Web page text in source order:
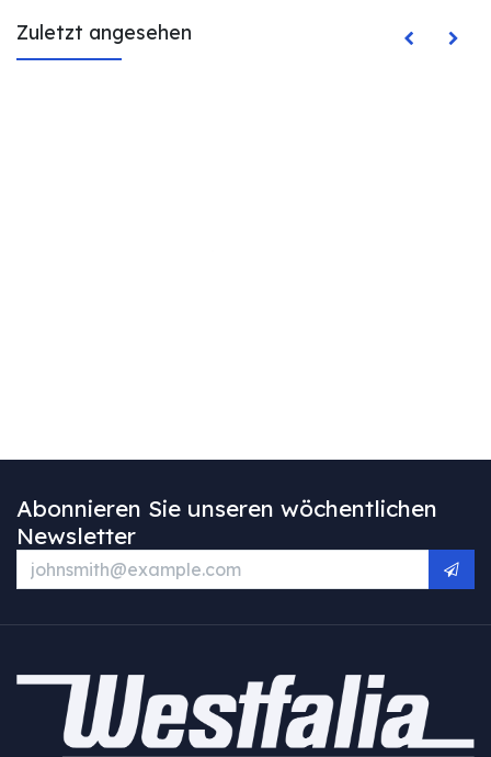
Zuletzt angesehen
Abonnieren Sie unseren wöchentlichen
Newsletter